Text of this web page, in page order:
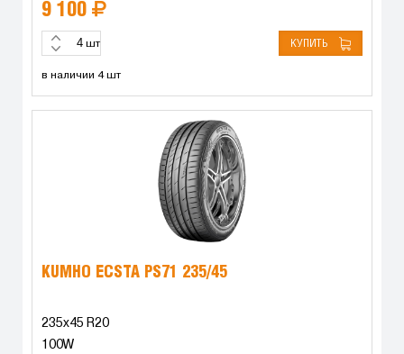
9 100
шт КУПИТЬ
в наличии 4 шт
KUMHO ECSTA PS71 235/45
235x45 R20
100W